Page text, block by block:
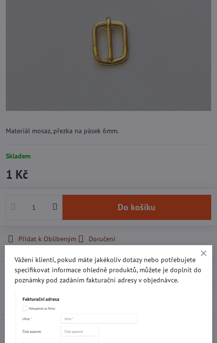
Materiál mosaz, přezka na pásek 6mm.
Skladem
1 Kč
Do košíku
Přidat k Oblíbeným Doručení
Recenze 0
Diskuse 0
FacebookTwitterBlueskyPinterest
Vážení klienti, pokud máte jakékoliv dotazy nebo potřebujete
specifikovat informace ohledně produktů, můžete je doplnit do
poznámky pod zadáním fakturační adresy v objednávce.